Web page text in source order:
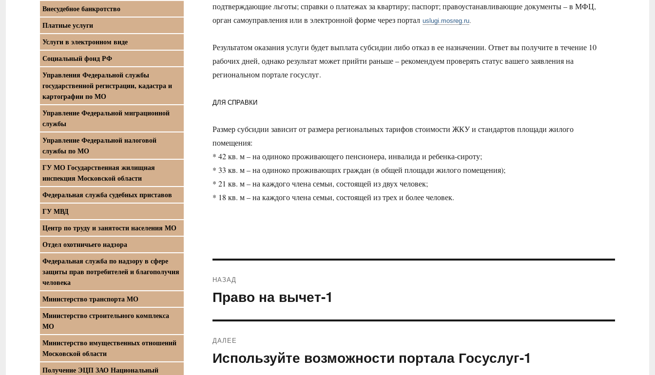
подтверждающие льготы; справки о платежах за квартиру; паспорт; правоустанавливающие документы – в МФЦ,
орган самоуправления или в электронной форме через портал uslugi.mosreg.ru
Результатом оказания услуги будет выплата субсидии либо отказ в ее назначении. Ответ вы получите в течение 10
рабочих дней, однако результат может прийти раньше – рекомендуем проверять статус вашего заявления на
региональном портале госуслуг.
ДЛЯ СПРАВКИ
Размер субсидии зависит от размера региональных тарифов стоимости ЖКУ и стандартов площади жилого
помещения:
* 42 кв. м – на одиноко проживающего пенсионера, инвалида и ребенка-сироту;
* 33 кв. м – на одиноко проживающих граждан (в общей площади жилого помещения);
* 21 кв. м – на каждого члена семьи, состоящей из двух человек;
* 18 кв. м – на каждого члена семьи, состоящей из трех и более человек.
по
НАЗАД
Предыдущая
запись:
Право на вычет-1
ДАЛЕЕ
Следующая
Используйте возможности портала Госуслуг-1
Внесудебное банкротство
Платные услуги
Услуги в электронном виде
Социальный фонд РФ
Управления Федеральной службы
государственной регистрации, кадастра и
картографии по МО
Управление Федеральной миграционной
службы
Управление Федеральной налоговой
службы по МО
ГУ МО Государственная жилищная
инспекция Московской области
Федеральная служба судебных приставов
ГУ МВД
Центр по труду и занятости населения МО
Отдел охотничьего надзора
Федеральная служба по надзору в сфере
защиты прав потребителей и благополучия
человека
Министерство транспорта МО
Министерство строительного комплекса
МО
Министерство имущественных отношений
Московской области
Получение ЭЦП ЗАО Национальный